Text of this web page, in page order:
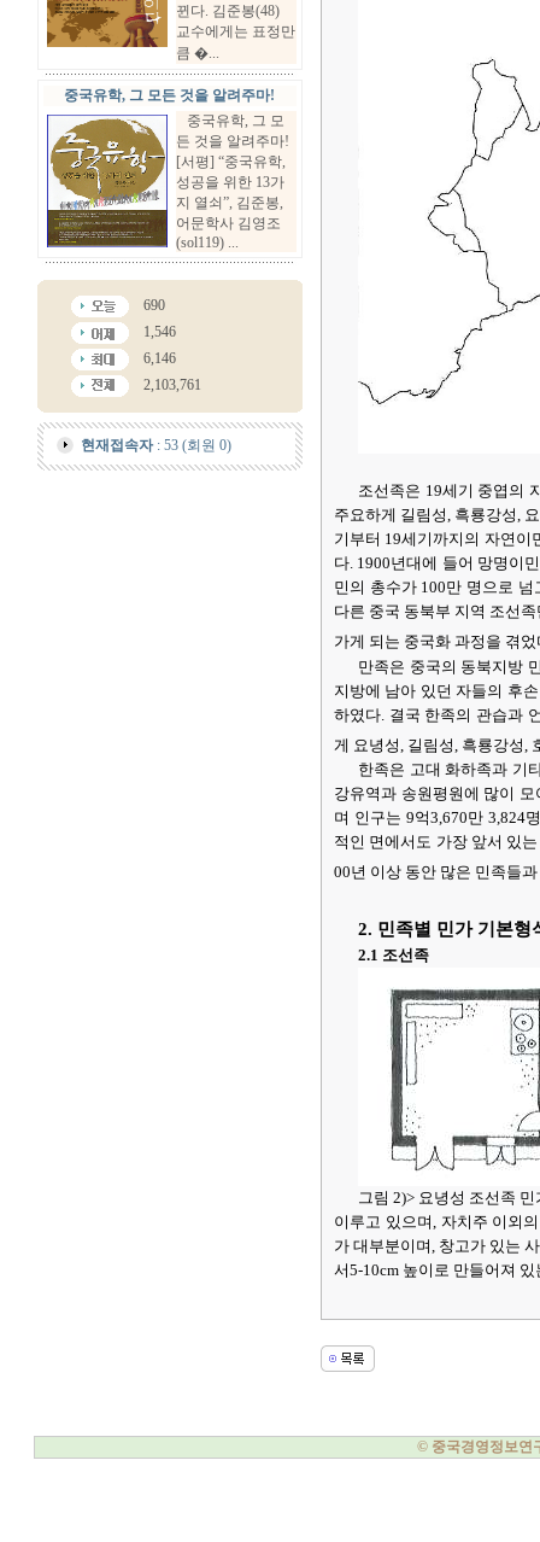
뀐다. 김준봉(48)
교수에게는 표정만
큼 �...
중국유학, 그 모든 것을 알려주마!
중국유학, 그 모
든 것을 알려주마!
[서평] “중국유학,
성공을 위한 13가
지 열쇠”, 김준봉,
어문학사 김영조
(sol119) ...
690
1,546
6,146
2,103,761
현재접속자: 53 (회원 0)
조선족은 19세기 중엽의
주요하게 길림성, 흑룡강성,
기부터 19세기까지의 자연이
다. 1900년대에 들어 망명이
민의 총수가 100만 명으로
다른 중국 동북부 지역 조선
가게 되는 중국화 과정을 겪
만족은 중국의 동북지방
지방에 남아 있던 자들의 후
하였다. 결국 한족의 관습과
게 요녕성, 길림성, 흑룡강성,
한족은 고대 화하족과 기
강유역과 송원평원에 많이
며 인구는 9억3,670만 3,824
적인 면에서도 가장 앞서 있
00년 이상 동안 많은 민족들
2. 민족별 민가 기본형
2.1 조선족
그림 2)> 요녕성 조선족 민
이루고 있으며, 자치주 이외
가 대부분이며, 창고가 있는
서5-10cm 높이로 만들어져
© 중국경영정보연